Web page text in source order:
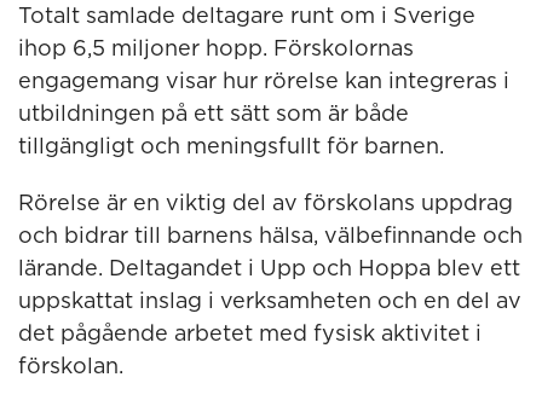
Totalt samlade deltagare runt om i Sverige
ihop 6,5 miljoner hopp. Förskolornas
engagemang visar hur rörelse kan integreras i
utbildningen på ett sätt som är både
tillgängligt och meningsfullt för barnen.
Rörelse är en viktig del av förskolans uppdrag
och bidrar till barnens hälsa, välbefinnande och
lärande. Deltagandet i Upp och Hoppa blev ett
uppskattat inslag i verksamheten och en del av
det pågående arbetet med fysisk aktivitet i
förskolan.